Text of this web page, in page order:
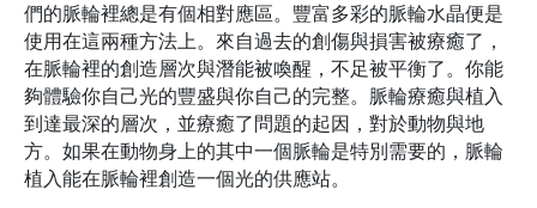
們的脈輪裡總是有個相對應區。豐富多彩的脈輪水晶便是
使用在這兩種方法上。來自過去的創傷與損害被療癒了，
在脈輪裡的創造層次與潛能被喚醒，不足被平衡了。你能
夠體驗你自己光的豐盛與你自己的完整。脈輪療癒與植入
到達最深的層次，並療癒了問題的起因，對於動物與地
方。如果在動物身上的其中一個脈輪是特別需要的，脈輪
植入能在脈輪裡創造一個光的供應站。